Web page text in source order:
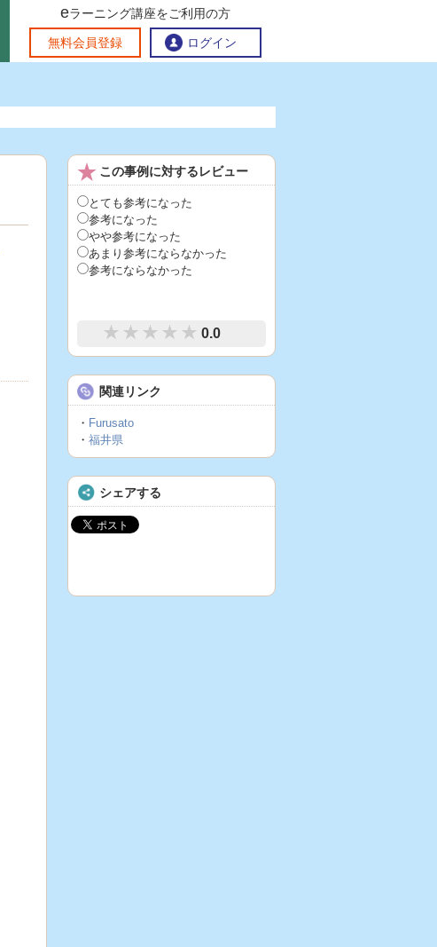
おすすめする理由
官民連携講座
お問い合わせ
eラーニング講座を探す
連携交流ひろば
地方創生交流掲示板
地方創生に役立つコンテンツ集
eラーニング講座をご利用の方
無料会員登録 ログイン
この事例に対するレビュー
とても参考になった
参考になった
やや参考になった
あまり参考にならなかった
参考にならなかった
0.0
関連リンク
・ Furusato
・ 福井県
シェアする